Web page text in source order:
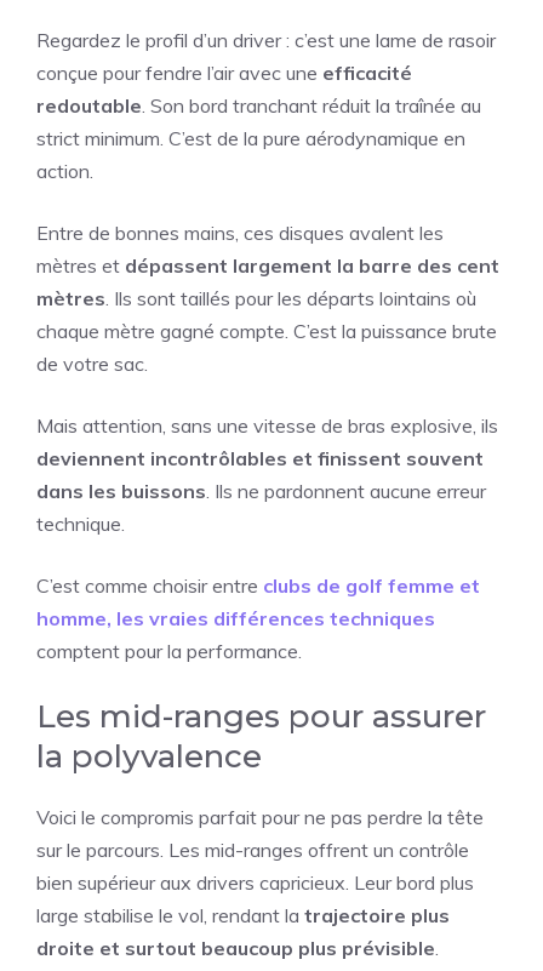
Regardez le profil d’un driver : c’est une lame de rasoir
conçue pour fendre l’air avec une efficacité
redoutable . Son bord tranchant réduit la traînée au
strict minimum. C’est de la pure aérodynamique en
action.
Entre de bonnes mains, ces disques avalent les
mètres et dépassent largement la barre des cent
mètres . Ils sont taillés pour les départs lointains où
chaque mètre gagné compte. C’est la puissance brute
de votre sac.
Mais attention, sans une vitesse de bras explosive, ils
deviennent incontrôlables et finissent souvent
dans les buissons . Ils ne pardonnent aucune erreur
technique.
C’est comme choisir entre clubs de golf femme et
homme, les vraies différences techniques
comptent pour la performance.
Les mid-ranges pour assurer
la polyvalence
Voici le compromis parfait pour ne pas perdre la tête
sur le parcours. Les mid-ranges offrent un contrôle
bien supérieur aux drivers capricieux. Leur bord plus
large stabilise le vol, rendant la trajectoire plus
droite et surtout beaucoup plus prévisible